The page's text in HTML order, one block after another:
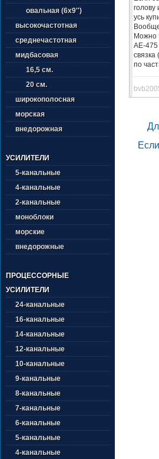
овальная (6х9'')
высокочастотная
среднечастотная
мидбасовая
16,5 см.
20 см.
широкополосная
морская
внедорожная
УСИЛИТЕЛИ
5-канальные
4-канальные
2-канальные
моноблоки
морские
внедорожные
ПРОЦЕССОРНЫЕ
УСИЛИТЕЛИ
24-канальные
16-канальные
14-канальные
12-канальные
10-канальные
9-канальные
8-канальные
7-канальные
6-канальные
5-канальные
4-канальные
усь
Можно
AE-
по